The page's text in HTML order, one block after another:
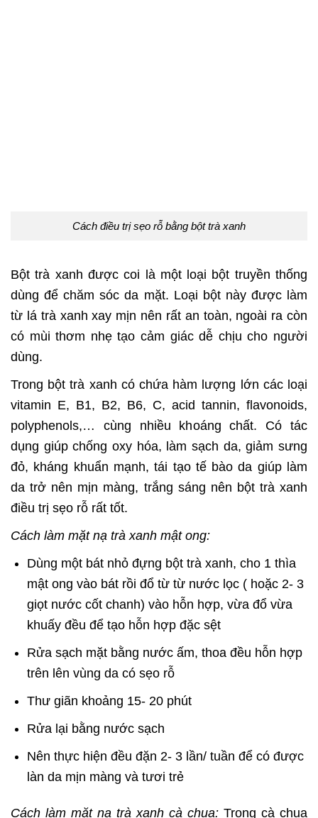
Cách điều trị sẹo rỗ bằng bột trà xanh
Bột trà xanh được coi là một loại bột truyền thống
dùng để chăm sóc da mặt. Loại bột này được làm
từ lá trà xanh xay mịn nên rất an toàn, ngoài ra còn
có mùi thơm nhẹ tạo cảm giác dễ chịu cho người
dùng.
Trong bột trà xanh có chứa hàm lượng lớn các loại
vitamin E, B1, B2, B6, C, acid tannin, flavonoids,
polyphenols,… cùng nhiều khoáng chất. Có tác
dụng giúp chống oxy hóa, làm sạch da, giảm sưng
đỏ, kháng khuẩn mạnh, tái tạo tế bào da giúp làm
da trở nên mịn màng, trắng sáng nên bột trà xanh
điều trị sẹo rỗ rất tốt.
Cách làm mặt nạ trà xanh mật ong:
Dùng một bát nhỏ đựng bột trà xanh, cho 1 thìa
mật ong vào bát rồi đổ từ từ nước lọc ( hoặc 2- 3
giọt nước cốt chanh) vào hỗn hợp, vừa đổ vừa
khuấy đều để tạo hỗn hợp đặc sệt
Rửa sạch mặt bằng nước ấm, thoa đều hỗn hợp
trên lên vùng da có sẹo rỗ
Thư giãn khoảng 15- 20 phút
Rửa lại bằng nước sạch
Nên thực hiện đều đặn 2- 3 lần/ tuần để có được
làn da mịn màng và tươi trẻ
Cách làm mặt nạ trà xanh cà chua: Trong cà chua